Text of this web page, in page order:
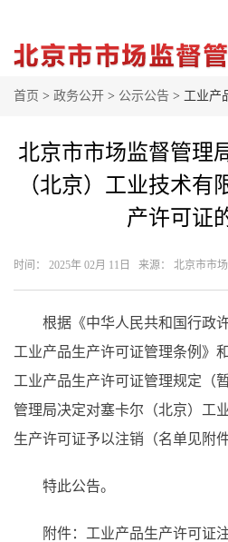
首页 > 政务公开 > 公示公告 > 工业产
北京市市场监督管理
（北京）工业技术有
产许可证
时间： 2025年 02月 11日 来源： 北京市市
根据《中华人民共和国行政许
工业产品生产许可证管理条例》
工业产品生产许可证管理规定（
管理局决定对塞卡尔（北京）工
生产许可证予以注销（名单见附件
特此公告。
附件：工业产品生产许可证